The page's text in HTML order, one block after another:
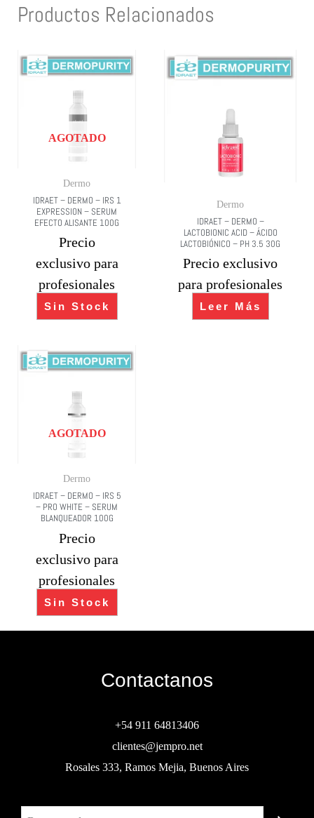
Productos Relacionados
AGOTADO
Dermo
IDRAET – DERMO – IRS 1
EXPRESSION – SERUM
EFECTO ALISANTE 100G
Precio
exclusivo para
profesionales
Sin Stock
Dermo
IDRAET – DERMO –
LACTOBIONIC ACID – ÁCIDO
LACTOBIÓNICO – PH 3.5 30G
Precio exclusivo
para profesionales
Leer Más
AGOTADO
Dermo
IDRAET – DERMO – IRS 5
– PRO WHITE – SERUM
BLANQUEADOR 100G
Precio
exclusivo para
profesionales
Sin Stock
Contactanos
+54 911 64813406
clientes@jempro.net
Rosales 333, Ramos Mejia, Buenos Aires